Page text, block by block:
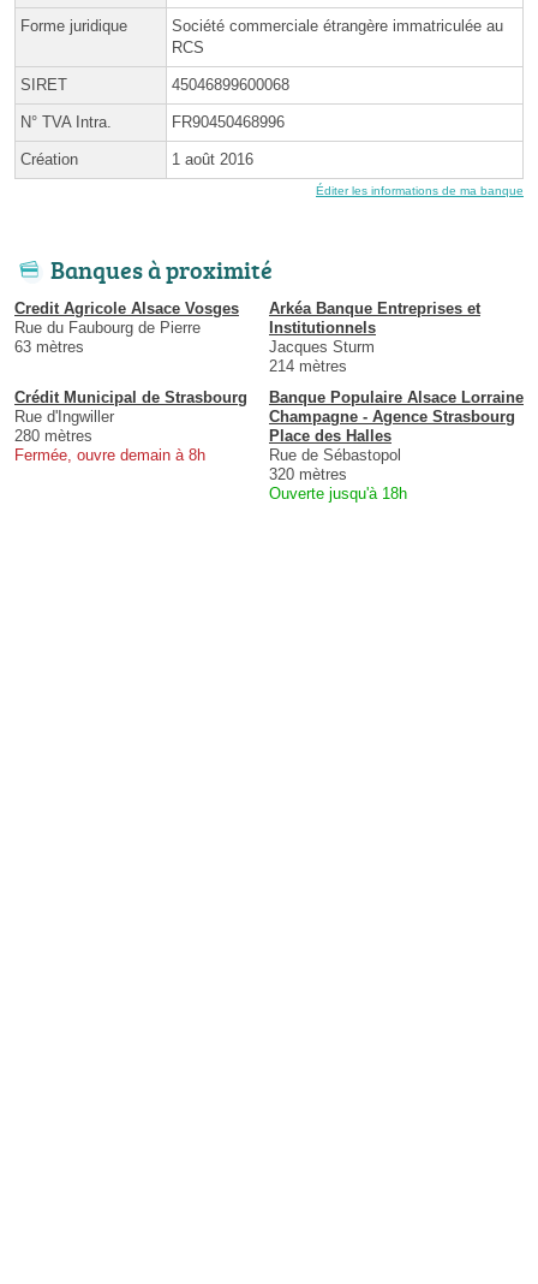
Forme juridique
Société commerciale étrangère immatriculée au
RCS
SIRET 45046899600068
N° TVA Intra. FR90450468996
Création 1 août 2016
Éditer les informations de ma banque
Banques à proximité
Credit Agricole Alsace Vosges
Rue du Faubourg de Pierre
63 mètres
Arkéa Banque Entreprises et
Institutionnels
Jacques Sturm
214 mètres
Crédit Municipal de Strasbourg
Rue d'Ingwiller
280 mètres
Fermée, ouvre demain à 8h
Banque Populaire Alsace Lorraine
Champagne - Agence Strasbourg
Place des Halles
Rue de Sébastopol
320 mètres
Ouverte jusqu'à 18h